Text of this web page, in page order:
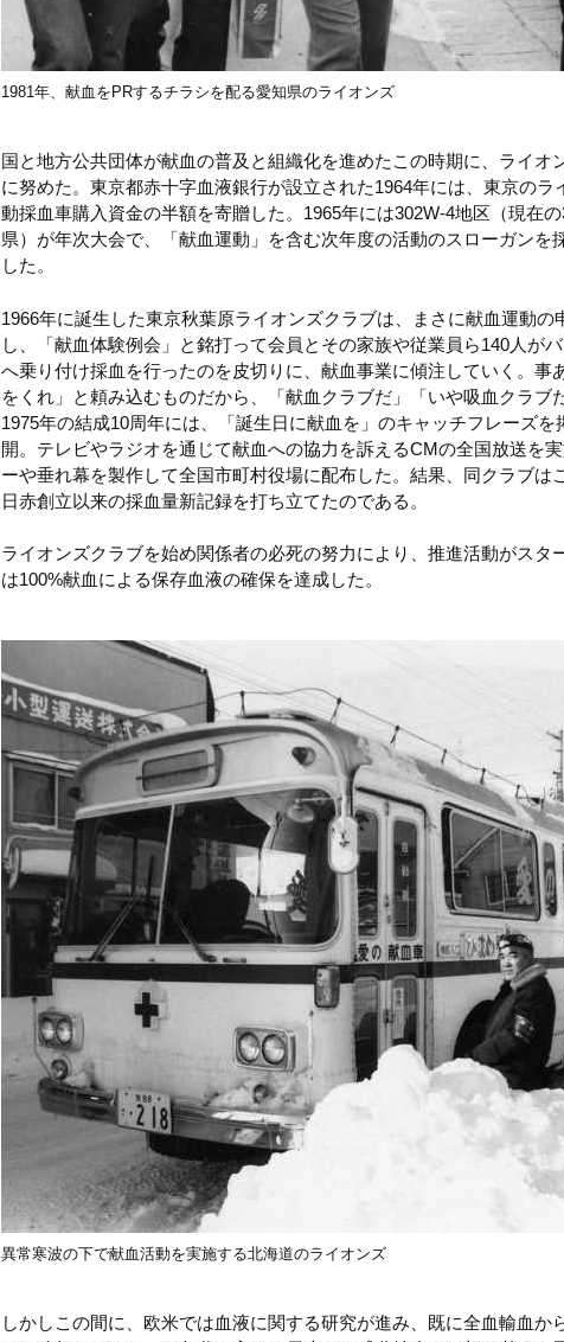
1981年、献血をPRするチラシを配る愛知県のライオンズ
国と地方公共団体が献血の普及と組織化を進めたこの時期に、ライオ
に努めた。東京都赤十字血液銀行が設立された1964年には、東京の
動採血車購入資金の半額を寄贈した。1965年には302W-4地区（現在
県）が年次大会で、「献血運動」を含む次年度の活動のスローガンを
した。
1966年に誕生した東京秋葉原ライオンズクラブは、まさに献血運動
し、「献血体験例会」と銘打って会員とその家族や従業員ら140人が
へ乗り付け採血を行ったのを皮切りに、献血事業に傾注していく。事
をくれ」と頼み込むものだから、「献血クラブだ」「いや吸血クラブ
1975年の結成10周年には、「誕生日に献血を」のキャッチフレーズ
開。テレビやラジオを通じて献血への協力を訴えるCMの全国放送を
ーや垂れ幕を製作して全国市町村役場に配布した。結果、同クラブは
日赤創立以来の採血量新記録を打ち立てたのである。
ライオンズクラブを始め関係者の必死の努力により、推進活動がスタ
は100%献血による保存血液の確保を達成した。
異常寒波の下で献血活動を実施する北海道のライオンズ
しかしこの間に、欧米では血液に関する研究が進み、既に全血輸血